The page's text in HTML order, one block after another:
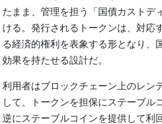
たまま、管理を担う「国債カストデ
ける。発行されるトークンは、対応
る経済的権利を表象する形となり、
効果を持たせる設計だ。
利用者はブロックチェーン上のレン
して、トークンを担保にステーブル
逆にステーブルコインを提供して利